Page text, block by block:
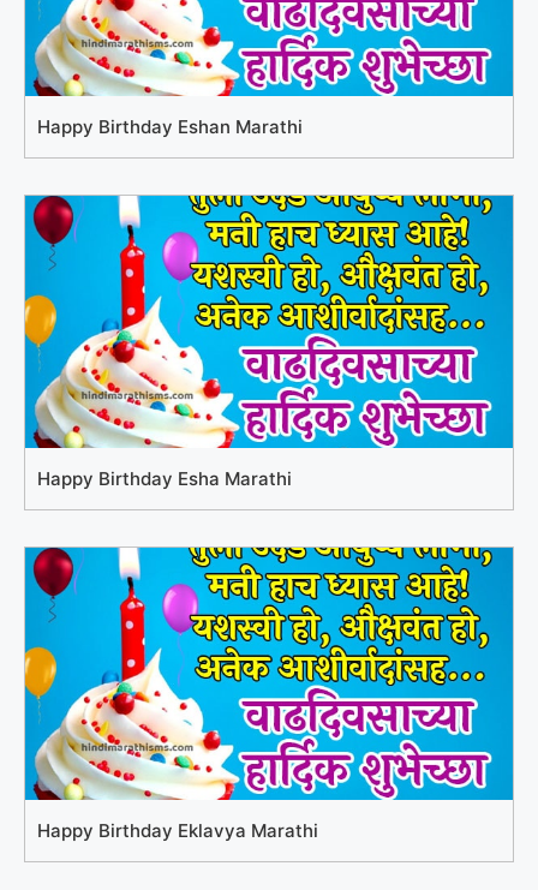
Happy Birthday Eshan Marathi
Happy Birthday Esha Marathi
Happy Birthday Eklavya Marathi